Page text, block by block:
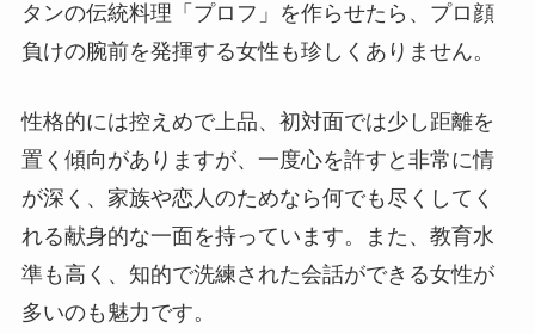
タンの伝統料理「プロフ」を作らせたら、プロ顔
負けの腕前を発揮する女性も珍しくありません。
性格的には控えめで上品、初対面では少し距離を
置く傾向がありますが、一度心を許すと非常に情
が深く、家族や恋人のためなら何でも尽くしてく
れる献身的な一面を持っています。また、教育水
準も高く、知的で洗練された会話ができる女性が
多いのも魅力です。